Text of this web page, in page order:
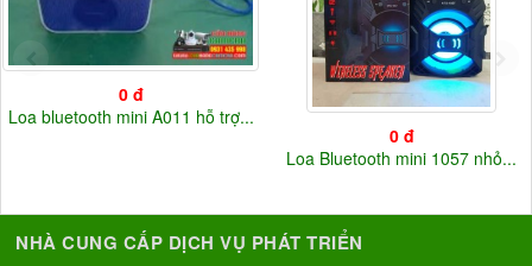
0 đ
Loa bluetooth mini A011 hỗ trợ...
0 đ
Loa Bluetooth mini 1057 nhỏ...
NHÀ CUNG CẤP DỊCH VỤ PHÁT TRIỂN